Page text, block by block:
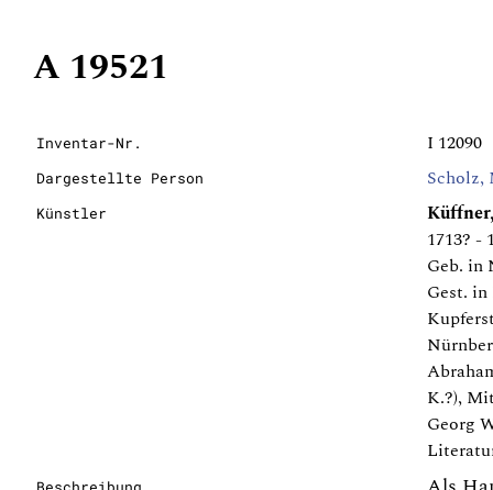
A 19521
Inventar-Nr. I 12090
Dargestellte Person
Künstler
1713? -
Geb. in
Gest.
K.?),
Georg